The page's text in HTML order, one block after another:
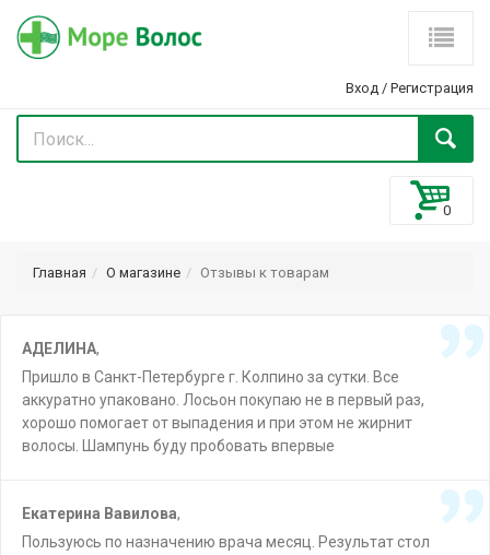
Вход / Регистрация
Главная О магазине Отзывы к товарам
АДЕЛИНА,
Пришло в Санкт-Петербурге г. Колпино за сутки. Все
аккуратно упаковано. Лосьон покупаю не в первый раз,
хорошо помогает от выпадения и при этом не жирнит
волосы. Шампунь буду пробовать впервые
Екатерина Вавилова,
Пользуюсь по назначению врача месяц. Результат стол